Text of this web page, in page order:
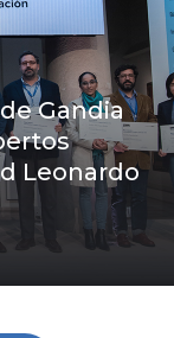
Gandia
Leonardo